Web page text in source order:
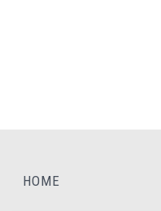
HOME